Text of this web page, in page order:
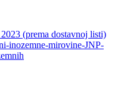
(prema dostavnoj listi)
inozemne-mirovine-JNP-